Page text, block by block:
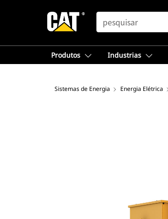
SEARCH
Produtos Industrias
Sistemas de Energia Energia Elétrica